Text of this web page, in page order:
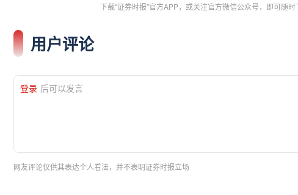
下载"证券时报"官方APP，或关注官方微信公众号，即可随
用户评论
登录 后可以发言
网友评论仅供其表达个人看法，并不表明证券时报立场